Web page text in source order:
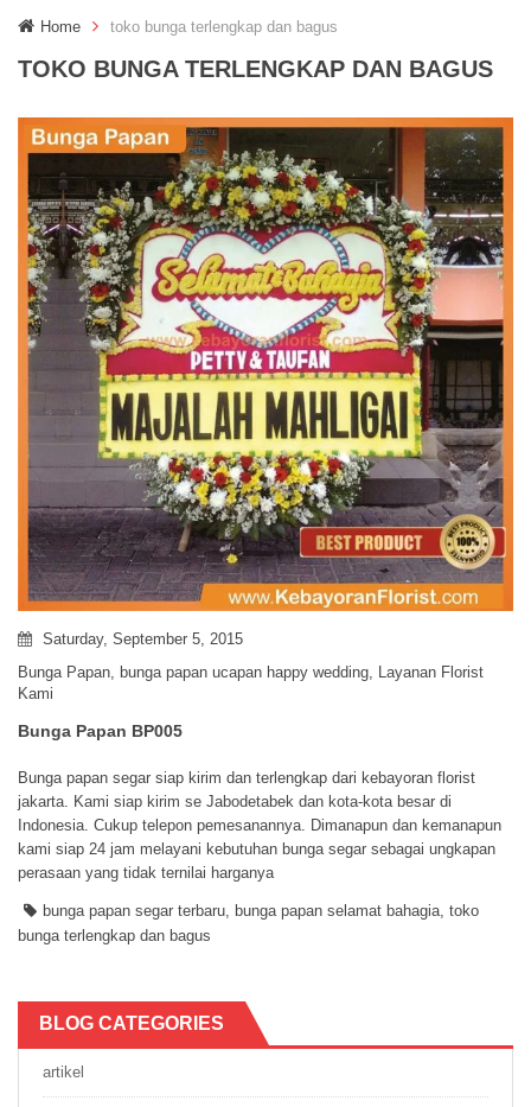
g
l
a
v
g
a
t
i
o
n
Home toko bunga terlengkap dan bagus
TOKO BUNGA TERLENGKAP DAN BAGUS
Saturday, September 5, 2015
Bunga Papan
bunga papan ucapan happy wedding
Layanan Florist
Kami
Bunga Papan BP005
Bunga papan segar siap kirim dan terlengkap dari kebayoran florist
jakarta. Kami siap kirim se Jabodetabek dan kota-kota besar di
Indonesia. Cukup telepon pemesanannya. Dimanapun dan kemanapun
kami siap 24 jam melayani kebutuhan bunga segar sebagai ungkapan
perasaan yang tidak ternilai harganya
bunga papan segar terbaru bunga papan selamat bahagia toko
bunga terlengkap dan bagus
BLOG CATEGORIES
artikel